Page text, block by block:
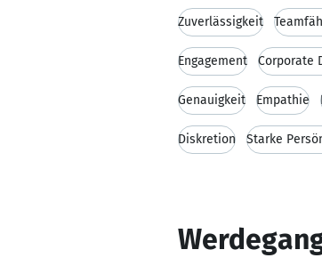
Zuverlässigkeit
Engagement Corporate
Genauigkeit Empathie
Diskretion Starke